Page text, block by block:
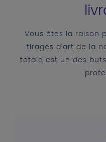
Vous êtes la raison
tirages d'art de la
totale est un des